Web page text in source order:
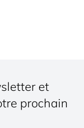
et
prochain